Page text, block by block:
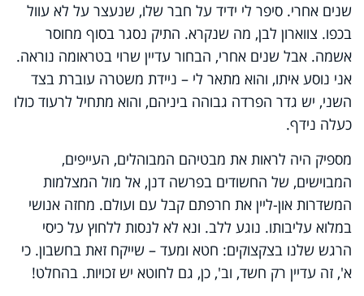
שנים אחרי. סיפר לי ידיד על חבר שלו, שנעצר על לא עוול
בכפו. צווארון לבן, מה שנקרא. התיק נסגר בסוף מחוסר
אשמה. אבל שנים אחרי, הבחור עדיין שרוי בטראומה נוראה.
אני נוסע איתו, והוא מתאר לי – ניידת משטרה עוברת בצד
השני, יש גדר הפרדה גבוהה ביניהם, והוא מתחיל לרעוד כולו
כעלה נידף.
מספיק היה לראות את מבטיהם המבוהלים, העייפים,
המבוישים, של החשודים בפרשה דנן, אל מול המצלמות
המשדרות און-ליין את חרפתם קבל עם ועולם. מחזה אנושי
במלוא עליבותו. נוגע ללב. ונא לא לנסות ללחוץ על כיסי
הרגש שלנו בצקצוקים: חטא ומעד – שייקח זאת בחשבון. כי
א', זה עדיין רק חשד, וב', כן, גם לחוטא יש זכויות. בהחלט!